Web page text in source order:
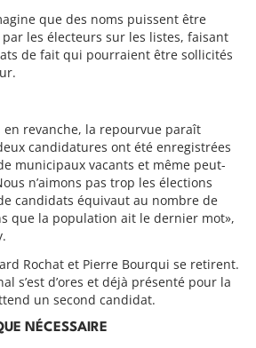
que des noms puissent être
les électeurs sur les listes, faisant
de fait qui pourraient être sollicités
en revanche, la repourvue paraît
candidatures ont été enregistrées
municipaux vacants et même peut-
n’aimons pas trop les élections
candidats équivaut au nombre de
que la population ait le dernier mot»,
Rochat et Pierre Bourqui se retirent.
s’est d’ores et déjà présenté pour la
un second candidat.
NÉCESSAIRE